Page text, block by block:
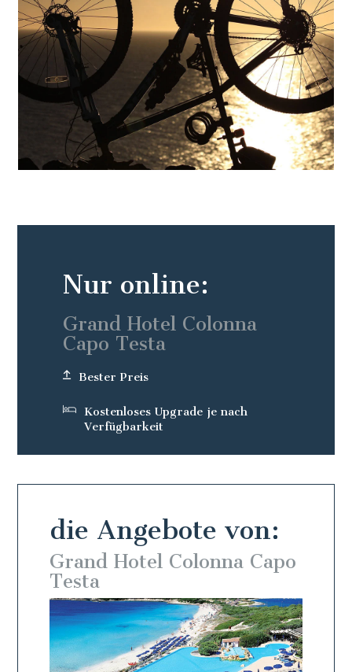
die Angebote von:
Grand Hotel Colonna Capo
Testa
Nur online:
Grand Hotel Colonna
Capo Testa
Bester Preis
Kostenloses Upgrade je nach
Verfügbarkeit